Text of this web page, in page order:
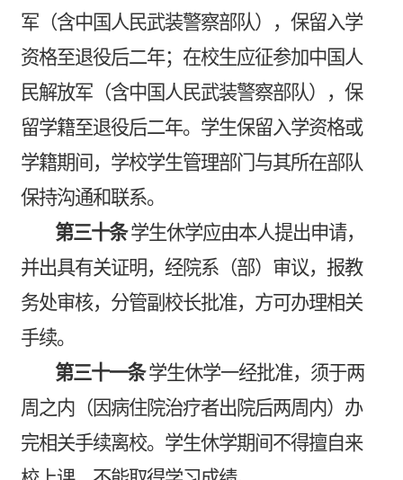
军（含中国人民武装警察部队），保留入学
资格至退役后二年；在校生应征参加中国人
民解放军（含中国人民武装警察部队），保
留学籍至退役后二年。学生保留入学资格或
学籍期间，学校学生管理部门与其所在部队
保持沟通和联系。
第三十条 学生休学应由本人提出申请，
并出具有关证明，经院系（部）审议，报教
务处审核，分管副校长批准，方可办理相关
手续。
第三十一条 学生休学一经批准，须于两
周之内（因病住院治疗者出院后两周内）办
完相关手续离校。学生休学期间不得擅自来